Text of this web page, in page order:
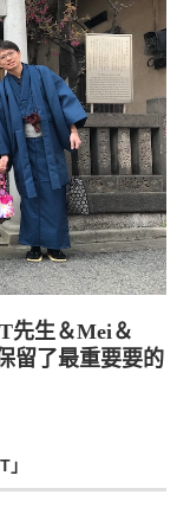
先生＆Mei＆
留了最重要要的